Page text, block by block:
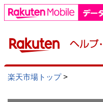
楽天市場トップ>